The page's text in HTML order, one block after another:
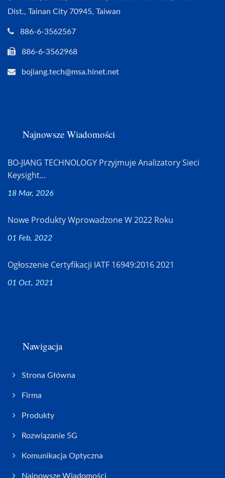
Dist., Tainan City 70945, Taiwan
886-6-3562567
886-6-3562968
bojiang.tech@msa.hinet.net
Najnowsze Wiadomości
BO-JIANG TECHNOLOGY Przyjmuje Analizatory Sieci
Keysight...
18 Mar, 2026
Nowe Produkty Wprowadzone W 2022 Roku
01 Feb, 2022
Ogłoszenie Certyfikacji IATF 16949:2016 2021
01 Oct, 2021
Nawigacja
Strona Główna
Firma
Produkty
Rozwiązanie 5G
Komunikacja Optyczna
Najnowsze Wiadomości